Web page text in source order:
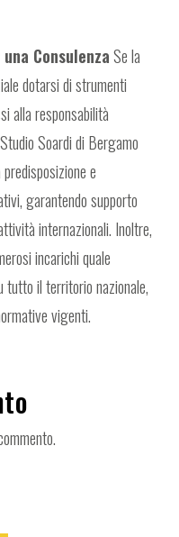
ConsulenzaSe la
dotarsi di strumenti
alla responsabilità
Soardi di Bergamo
e
garantendo supporto
internazionali. Inoltre,
incarichi quale
tutto il territorio nazionale,
vigenti.